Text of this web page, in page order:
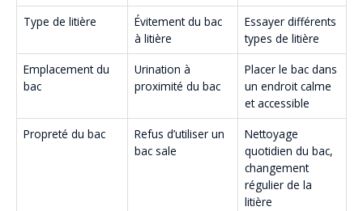
Type de litière
Évitement du bac
à litière
Essayer différents
types de litière
Emplacement du
bac
Urination à
proximité du bac
Placer le bac dans
un endroit calme
et accessible
Propreté du bac
Refus d’utiliser un
bac sale
Nettoyage
quotidien du bac,
changement
régulier de la
litière